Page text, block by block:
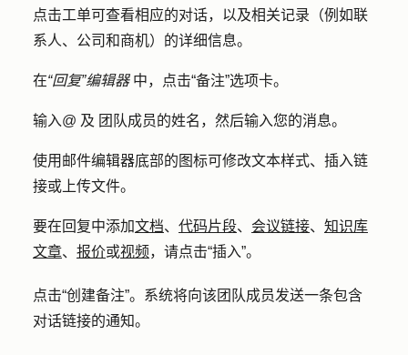
点击工单可查看相应的对话，以及相关记录（例如联
系人、公司和商机）的详细信息。
在“回复”编辑器 中，点击“备注”选项卡。
输入@ 及 团队成员的姓名 ，然后输入您的消息。
使用邮件编辑器底部的图标可修改文本样式、插入链
接或上传文件。
要在回复中添加文档、 代码片段、 会议链接、 知识库
文章、 报价或视频，请点击“插入”。
点击“创建备注”。系统将向该团队成员发送一条包含
对话链接的通知。